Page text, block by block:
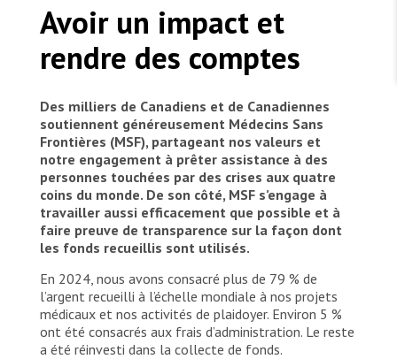
Les États négligent leur obligation de protéger les
personnes civiles et les services de santé en temps
Séismes au Venezuela : conséquences et intervention
de MSF
Dons des fondations
Partenariat d’entreprise
MSF l'entrepôt. Un cadeau qui en dit long.
Les Amis de MSF
Devenez bénévoles au Canada
TRAVAILLER AVEC NOUS
Travailler avec MSF
Travailler au Canada
Nous recrutons : Logisticien ou logisticienne
technique
for displaced people to counsel pregnant and
lactating women. She is 66 years old and lives
there too. She is originally from Mocímboa da
Praia, a town heavily hit by attacks due to the
ongoing conflict in the northern province. She now
(TBA) and assists more than 100 women in the
camp. Like many of them, she lived through
traumatic experiences, witnessing her husband’s
and son’s murder. Now, she says she loves doing
her job since she can help women in their time of
need – “When I arrived here, this place was a
forest. Some good people helped me to get
settled. Now I can also help pregnant women. I
know they need my support.”
Avoir un impact et
rendre des comptes
Des milliers de Canadiens et de Canadiennes
soutiennent généreusement Médecins Sans
Frontières (MSF), partageant nos valeurs et
notre engagement à prêter assistance à des
personnes touchées par des crises aux quatre
coins du monde. De son côté, MSF s’engage à
travailler aussi efficacement que possible et à
faire preuve de transparence sur la façon dont
les fonds recueillis sont utilisés.
En 2024, nous avons consacré plus de 79 % de
l’argent recueilli à l’échelle mondiale à nos projets
médicaux et nos activités de plaidoyer. Environ 5 %
ont été consacrés aux frais d’administration. Le reste
a été réinvesti dans la collecte de fonds.